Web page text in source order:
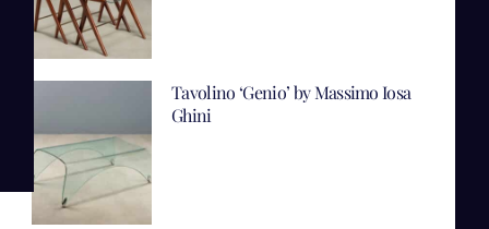
Tavolino ‘Genio’ by Massimo Iosa
Ghini